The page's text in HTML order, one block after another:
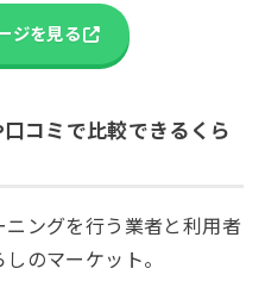
ジを見る
コミで比較できるくら
ングを行う業者と利用者
のマーケット。